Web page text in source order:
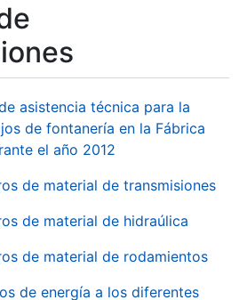
asistencia técnica para la
de fontanería en la Fábrica
el año 2012
de material de transmisiones
de material de hidraúlica
de material de rodamientos
de energía a los diferentes